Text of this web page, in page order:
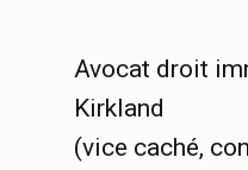
Avocat droit
Kirkland
(vice caché,